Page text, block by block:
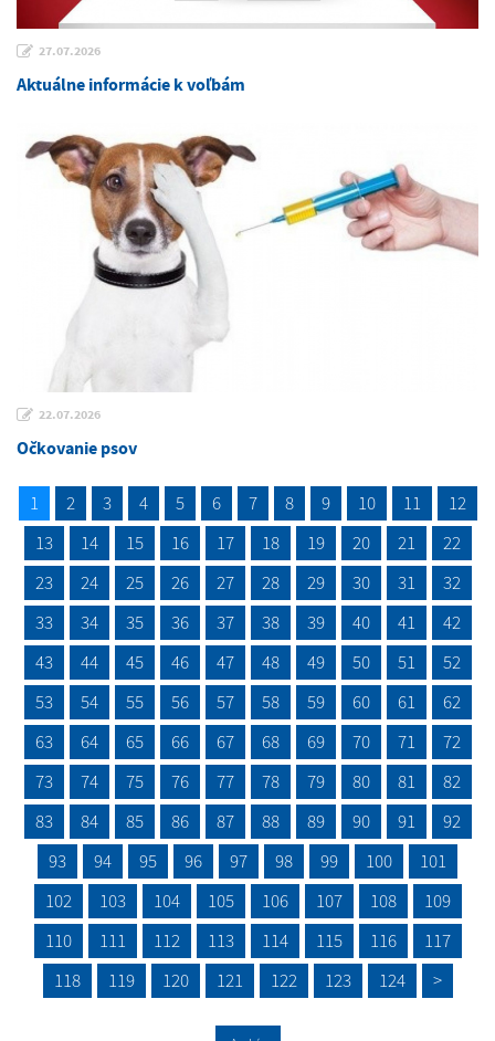
27.07.2026
Aktuálne informácie k voľbám
22.07.2026
Očkovanie psov
1 2 3 4 5 6 7 8 9 10 11
12
13
14 15 16 17 18 19 20 21
22
23
24 25 26 27 28 29 30 31
32
33
34 35 36 37 38 39 40 41
42
43
44 45 46 47 48 49 50 51
52
53
54 55 56 57 58 59 60 61
62
63
64 65 66 67 68 69 70 71
72
73
74 75 76 77 78 79 80 81
82
83
84 85 86 87 88 89 90 91
92
93
94 95 96 97 98 99 100
101
102
103 104 105 106 107 108
109
110
111 112 113 114 115 116
117
118
119 120 121 122 123 124 >